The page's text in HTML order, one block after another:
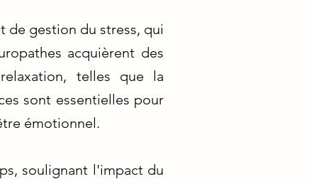
de gestion du stress, qui
acquièrent des
telles que la
sont essentielles pour
émotionnel.
soulignant l'impact du